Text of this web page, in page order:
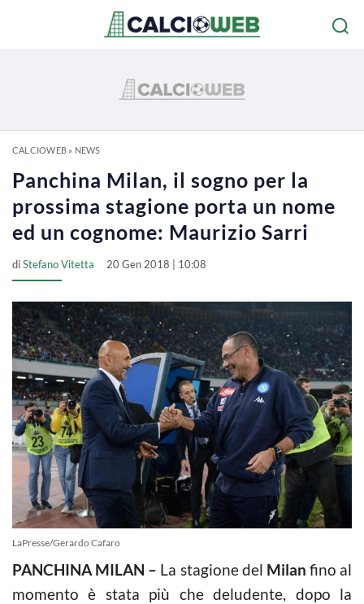
CALCIOWEB» NEWS
Panchina Milan, il sogno per la
prossima stagione porta un nome
ed un cognome: Maurizio Sarri
diStefano Vitetta 20 Gen 2018 | 10:08
LaPresse/Gerardo Cafaro
PANCHINA MILAN – La stagione del Milan fino al
momento è stata più che deludente, dopo la